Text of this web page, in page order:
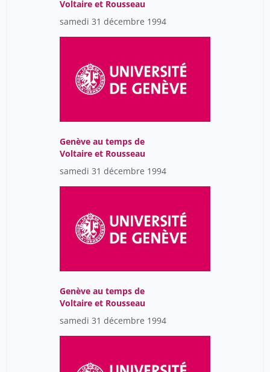
Voltaire et Rousseau
samedi 31 décembre 1994
Genève au temps de
Voltaire et Rousseau
samedi 31 décembre 1994
Genève au temps de
Voltaire et Rousseau
samedi 31 décembre 1994